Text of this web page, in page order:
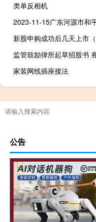
类单反相机
家装网线插座接法
公告